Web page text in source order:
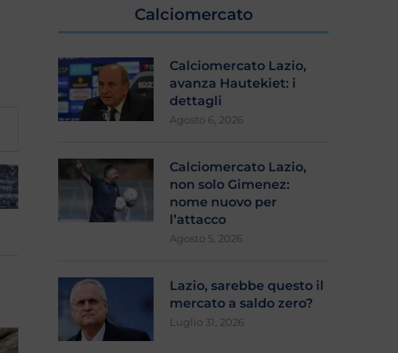
Calciomercato
Calciomercato Lazio,
avanza Hautekiet: i
dettagli
Agosto 6, 2026
Calciomercato Lazio,
non solo Gimenez:
nome nuovo per
l’attacco
Agosto 5, 2026
Lazio, sarebbe questo il
mercato a saldo zero?
Luglio 31, 2026